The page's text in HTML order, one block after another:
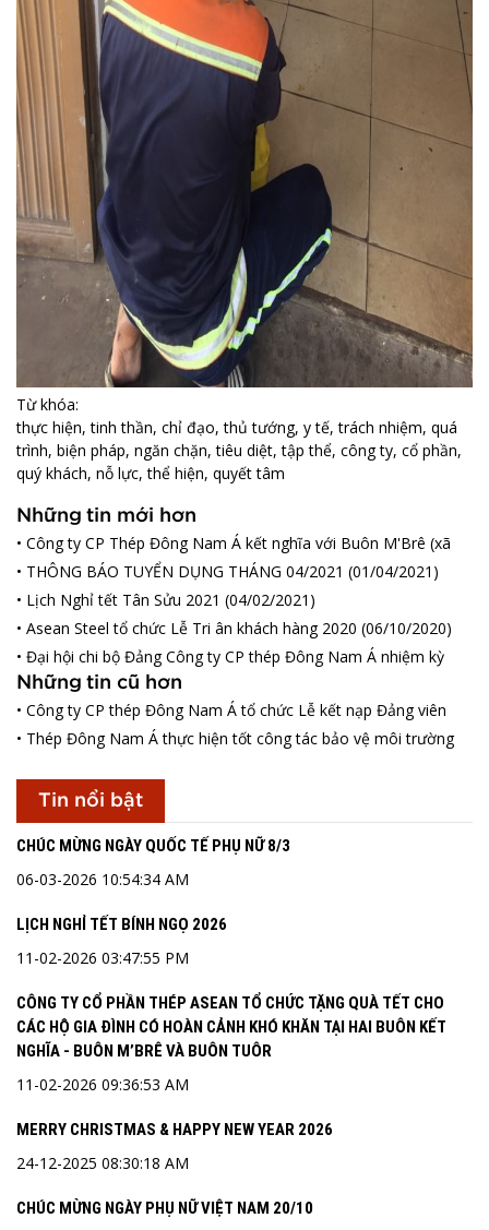
Từ khóa:
thực hiện,tinh thần, chỉ đạo,thủ tướng, y tế,trách nhiệm, quá
trình, biện pháp, ngăn chặn,tiêu diệt,tập thể, công ty, cổ phần,
quý khách, nỗ lực,thể hiện, quyết tâm
Những tin mới hơn
• Công ty CP Thép Đông Nam Á kết nghĩa với Buôn M'Brê (xã
Hòa Phú) (01/05/2021)
• THÔNG BÁO TUYỂN DỤNG THÁNG 04/2021 (01/04/2021)
• Lịch Nghỉ tết Tân Sửu 2021 (04/02/2021)
• Asean Steel tổ chức Lễ Tri ân khách hàng 2020 (06/10/2020)
• Đại hội chi bộ Đảng Công ty CP thép Đông Nam Á nhiệm kỳ
2020 - 2025 (25/04/2019)
Những tin cũ hơn
• Công ty CP thép Đông Nam Á tổ chức Lễ kết nạp Đảng viên
(12/02/2019)
• Thép Đông Nam Á thực hiện tốt công tác bảo vệ môi trường
Tin nổi bật
CHÚC MỪNG NGÀY QUỐC TẾ PHỤ NỮ 8/3
06-03-2026 10:54:34 AM
LỊCH NGHỈ TẾT BÍNH NGỌ 2026
11-02-2026 03:47:55 PM
CÔNG TY CỔ PHẦN THÉP ASEAN TỔ CHỨC TẶNG QUÀ TẾT CHO
CÁC HỘ GIA ĐÌNH CÓ HOÀN CẢNH KHÓ KHĂN TẠI HAI BUÔN KẾT
NGHĨA - BUÔN M’BRÊ VÀ BUÔN TUÔR
11-02-2026 09:36:53 AM
MERRY CHRISTMAS & HAPPY NEW YEAR 2026
24-12-2025 08:30:18 AM
CHÚC MỪNG NGÀY PHỤ NỮ VIỆT NAM 20/10